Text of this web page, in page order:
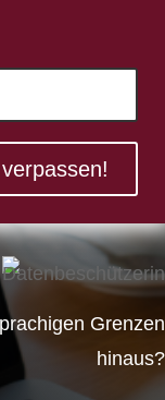
Grenzen
hinaus?